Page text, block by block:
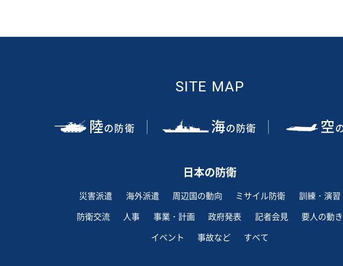
SITE MAP
陸の防衛 海の防衛 空
日本の防衛
災害派遣 海外派遣 周辺国の動向 ミサイル防衛
訓練・演習
防衛交流
人事 事業・計画 政府発表 記者会見
要人の動き
イベント
事故など すべて